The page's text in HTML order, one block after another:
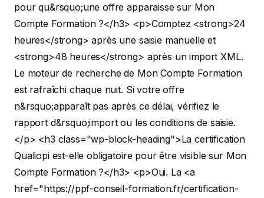
pour qu&rsquo;une offre apparaisse sur Mon
Compte Formation ?</h3> <p>Comptez <strong>24
heures</strong> après une saisie manuelle et
<strong>48 heures</strong> après un import XML.
Le moteur de recherche de Mon Compte Formation
est rafraîchi chaque nuit. Si votre offre
n&rsquo;apparaît pas après ce délai, vérifiez le
rapport d&rsquo;import ou les conditions de saisie.
</p> <h3 class="wp-block-heading">La certification
Qualiopi est-elle obligatoire pour être visible sur Mon
Compte Formation ?</h3> <p>Oui. La <a
href="https://ppf-conseil-formation.fr/certification-